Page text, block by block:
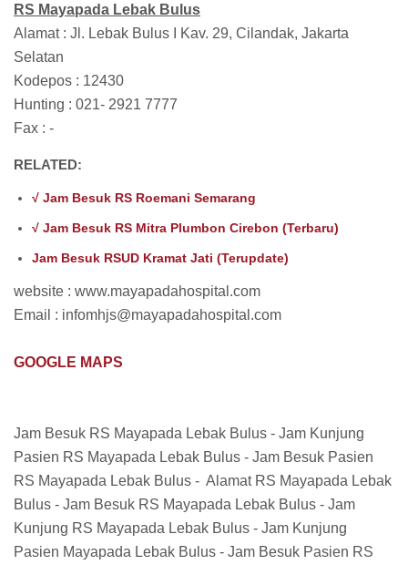
RS Mayapada Lebak Bulus
Alamat : Jl. Lebak Bulus I Kav. 29, Cilandak, Jakarta
Selatan
Kodepos : 12430
Hunting : 021- 2921 7777
Fax : -
RELATED:
√ Jam Besuk RS Roemani Semarang
√ Jam Besuk RS Mitra Plumbon Cirebon (Terbaru)
Jam Besuk RSUD Kramat Jati (Terupdate)
website : www.mayapadahospital.com
Email : infomhjs@mayapadahospital.com
GOOGLE MAPS
Jam Besuk RS Mayapada Lebak Bulus - Jam Kunjung
Pasien RS Mayapada Lebak Bulus - Jam Besuk Pasien
RS Mayapada Lebak Bulus - Alamat RS Mayapada Lebak
Bulus - Jam Besuk RS Mayapada Lebak Bulus - Jam
Kunjung RS Mayapada Lebak Bulus - Jam Kunjung
Pasien Mayapada Lebak Bulus - Jam Besuk Pasien RS